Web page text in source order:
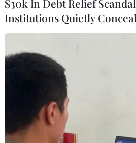
Người biểu tình Ba Lan
khẩu biên giới với Ukraine
17/02/2024 22:55
$30k In Debt Relief
Institutions Quietly Conceal